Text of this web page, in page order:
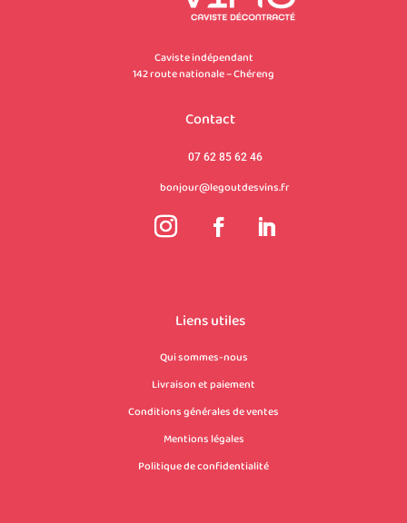
Caviste indépendant
142 route nationale – Chéreng
Contact
07 62 85 62 46
bonjour@legoutdesvins.fr
Liens utiles
Qui sommes-nous
Livraison et paiement
Conditions générales de ventes
Mentions légales
Politique de confidentialité